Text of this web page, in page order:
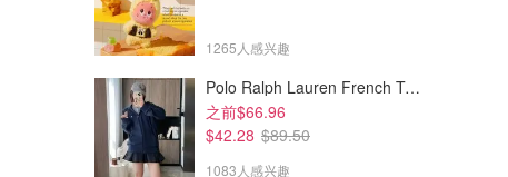
1265人感兴趣
Polo Ralph Lauren French Terry 女童连帽卫衣 7-16码
之前$66.96
$42.28 $89.50
1083人感兴趣